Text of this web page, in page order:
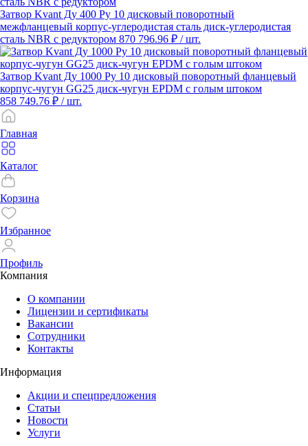
Затвор Kvant Ду 400 Ру 10 дисковый поворотный
межфланцевый корпус-углеродистая сталь диск-углеродистая
сталь NBR с редуктором 870 796.96 ₽ / шт.
Затвор Kvant Ду 1000 Ру 10 дисковый поворотный фланцевый
корпус-чугун GG25 диск-чугун EPDM с голым штоком
858 749.76 ₽ / шт.
Главная
Каталог
Корзина
Избранное
Профиль
Компания
О компании
Лицензии и сертификаты
Вакансии
Сотрудники
Контакты
Информация
Акции и спецпредложения
Статьи
Новости
Услуги